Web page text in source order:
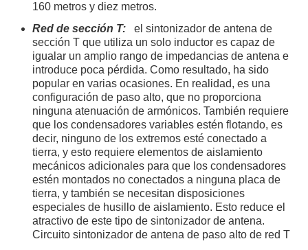
160 metros y diez metros.
Red de sección T: el sintonizador de antena de
sección T que utiliza un solo inductor es capaz de
igualar un amplio rango de impedancias de antena e
introduce poca pérdida. Como resultado, ha sido
popular en varias ocasiones. En realidad, es una
configuración de paso alto, que no proporciona
ninguna atenuación de armónicos. También requiere
que los condensadores variables estén flotando, es
decir, ninguno de los extremos esté conectado a
tierra, y esto requiere elementos de aislamiento
mecánicos adicionales para que los condensadores
estén montados no conectados a ninguna placa de
tierra, y también se necesitan disposiciones
especiales de husillo de aislamiento. Esto reduce el
atractivo de este tipo de sintonizador de antena.
Circuito sintonizador de antena de paso alto de red T